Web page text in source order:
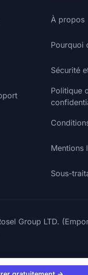
À propos
Pourquoi
Sécurité
Politique
Mentions
Sous-
Group LTD.